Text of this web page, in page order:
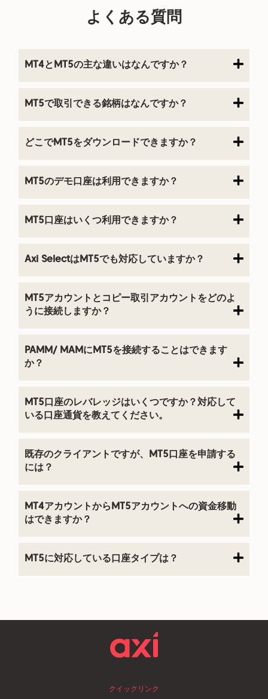
よくある質問
MT4とMT5の主な違いはなんですか？
MT5で取引できる銘柄はなんですか？
どこでMT5をダウンロードできますか？
MT5のデモ口座は利用できますか？
MT5口座はいくつ利用できますか？
Axi SelectはMT5でも対応していますか？
MT5アカウントとコピー取引アカウントをどのよ
うに接続しますか？
PAMM/ MAMにMT5を接続することはできます
か？
MT5口座のレバレッジはいくつですか？対応して
いる口座通貨を教えてください。
既存のクライアントですが、MT5口座を申請する
には？
MT4アカウントからMT5アカウントへの資金移動
はできますか？
MT5に対応している口座タイプは？
クイックリンク